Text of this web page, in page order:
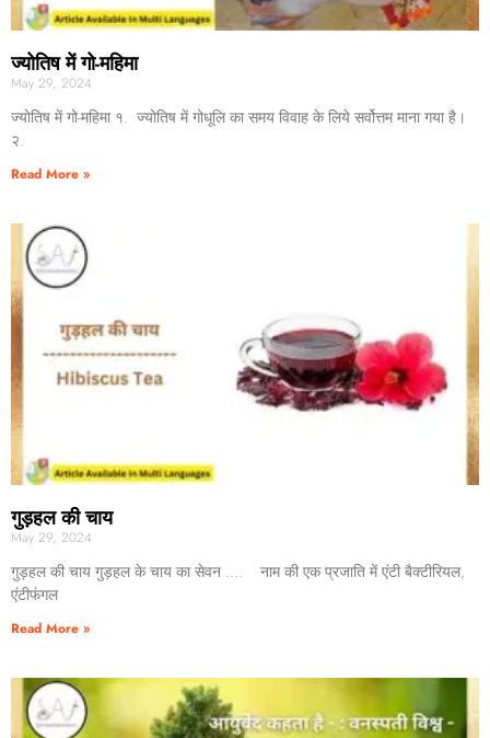
ज्योतिष में गो-महिमा
May 29, 2024
ज्योतिष में गो-महिमा १. ज्योतिष में गोधूलि का समय विवाह के लिये सर्वोत्तम माना गया है।
२.
Read More »
गुड़हल की चाय
May 29, 2024
गुड़हल की चाय गुड़हल के चाय का सेवन …. नाम की एक प्रजाति में एंटी बैक्टीरियल,
एंटीफंगल
Read More »